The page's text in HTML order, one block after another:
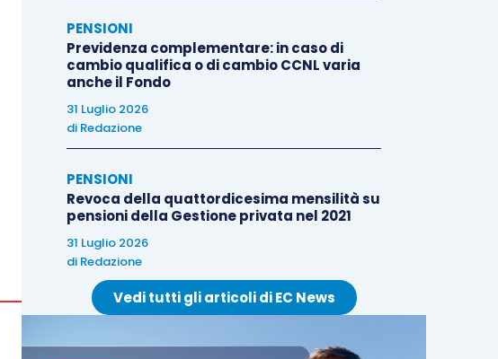
PENSIONI
Previdenza complementare: in caso di
cambio qualifica o di cambio CCNL varia
anche il Fondo
31 Luglio 2026
di Redazione
PENSIONI
Revoca della quattordicesima mensilità su
pensioni della Gestione privata nel 2021
31 Luglio 2026
di Redazione
Vedi tutti gli articoli di EC News